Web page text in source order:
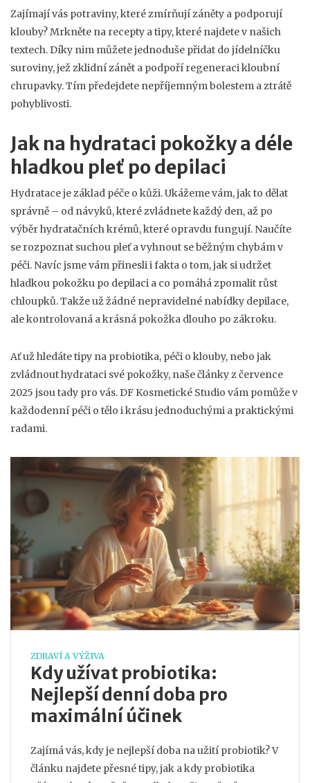
Zajímají vás potraviny, které zmírňují záněty a podporují
klouby? Mrkněte na recepty a tipy, které najdete v našich
textech. Díky nim můžete jednoduše přidat do jídelníčku
suroviny, jež zklidní zánět a podpoří regeneraci kloubní
chrupavky. Tím předejdete nepříjemným bolestem a ztrátě
pohyblivosti.
Jak na hydrataci pokožky a déle
hladkou pleť po depilaci
Hydratace je základ péče o kůži. Ukážeme vám, jak to dělat
správně – od návyků, které zvládnete každý den, až po
výběr hydratačních krémů, které opravdu fungují. Naučíte
se rozpoznat suchou pleť a vyhnout se běžným chybám v
péči. Navíc jsme vám přinesli i fakta o tom, jak si udržet
hladkou pokožku po depilaci a co pomáhá zpomalit růst
chloupků. Takže už žádné nepravidelné nabídky depilace,
ale kontrolovaná a krásná pokožka dlouho po zákroku.
Ať už hledáte tipy na probiotika, péči o klouby, nebo jak
zvládnout hydrataci své pokožky, naše články z července
2025 jsou tady pro vás. DF Kosmetické Studio vám pomůže v
každodenní péči o tělo i krásu jednoduchými a praktickými
radami.
ZDRAVÍ A VÝŽIVA
Kdy užívat probiotika:
Nejlepší denní doba pro
maximální účinek
Zajímá vás, kdy je nejlepší doba na užití probiotik? V
článku najdete přesné tipy, jak a kdy probiotika